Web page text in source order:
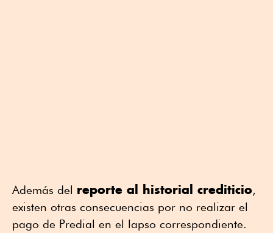
Además del reporte al historial crediticio,
existen otras consecuencias por no realizar el
pago de Predial en el lapso correspondiente.